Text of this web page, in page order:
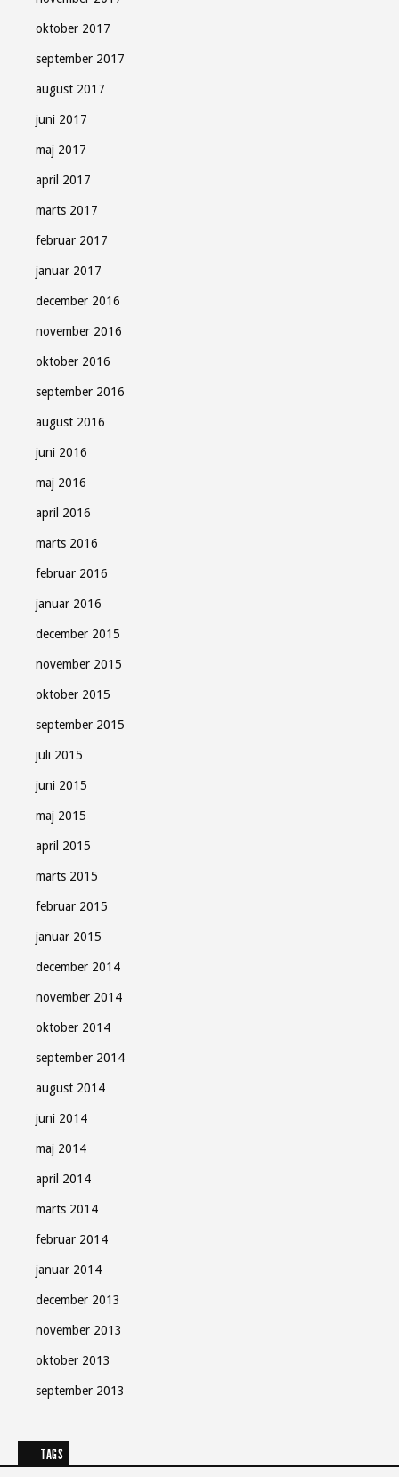
oktober 2017
september 2017
august 2017
juni 2017
maj 2017
april 2017
marts 2017
februar 2017
januar 2017
december 2016
november 2016
oktober 2016
september 2016
august 2016
juni 2016
maj 2016
april 2016
marts 2016
februar 2016
januar 2016
december 2015
november 2015
oktober 2015
september 2015
juli 2015
juni 2015
maj 2015
april 2015
marts 2015
februar 2015
januar 2015
december 2014
november 2014
oktober 2014
september 2014
august 2014
juni 2014
maj 2014
april 2014
marts 2014
februar 2014
januar 2014
december 2013
november 2013
oktober 2013
september 2013
TAGS